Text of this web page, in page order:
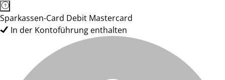
Sparkassen-Card Debit Mastercard
In der Kontoführung enthalten